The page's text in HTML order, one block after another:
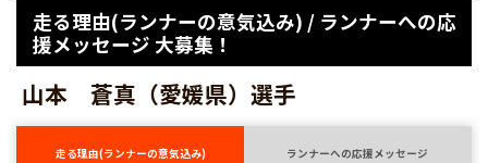
走る理由(ランナーの意気込み) / ランナーへの応
援メッセージ 大募集！
山本 蒼真（愛媛県）選手
走る理由(ランナーの意気込み) ランナーへの応援メッセージ